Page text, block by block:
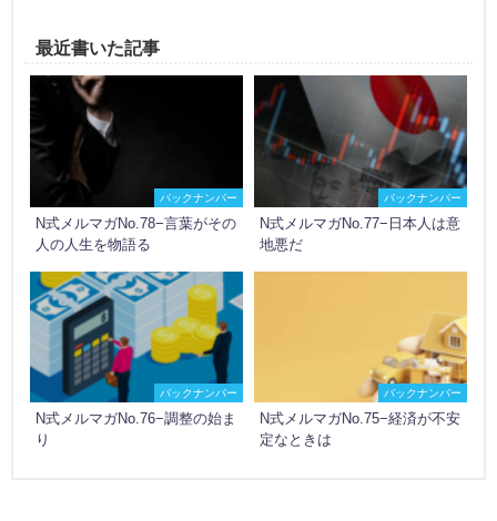
最近書いた記事
バックナンバー
N式メルマガNo.78−言葉がその
人の人生を物語る
バックナンバー
N式メルマガNo.77−日本人は意
地悪だ
バックナンバー
N式メルマガNo.76−調整の始ま
り
バックナンバー
N式メルマガNo.75−経済が不安
定なときは